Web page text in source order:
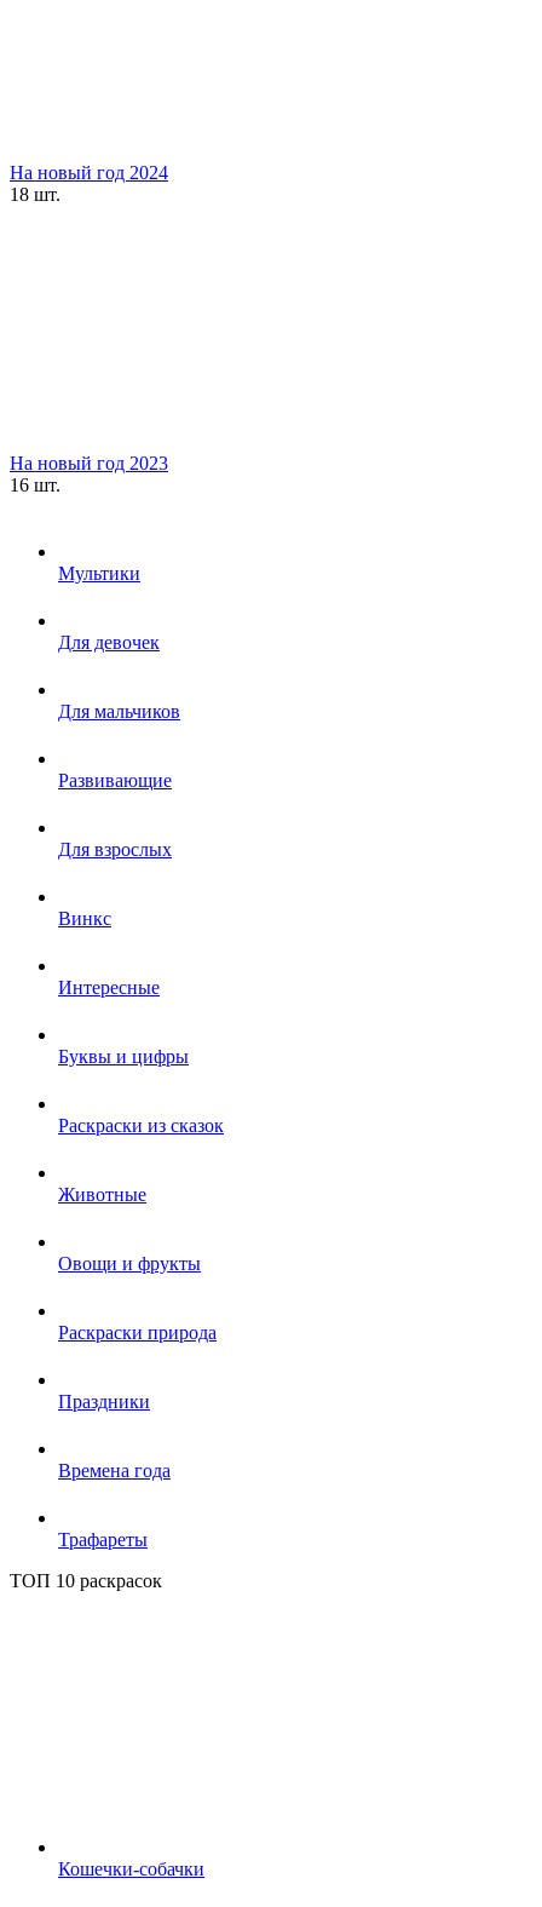
На новый год 2024
18 шт.
На новый год 2023
16 шт.
Мультики
Для девочек
Для мальчиков
Развивающие
Для взрослых
Винкс
Интересные
Буквы и цифры
Раскраски из сказок
Животные
Овощи и фрукты
Раскраски природа
Праздники
Времена года
Трафареты
ТОП 10 раскрасок
Кошечки-собачки